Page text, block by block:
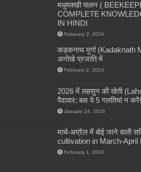
मधुमक्खी पालन (
COMPLETE
IN HINDI
February 2, 2024
कड़कनाथ मुर्गा (Kadaknath
अनोखे प्रजाति में
February 2, 2024
2026 में लहसुन की खेती
पैदावार: बस ये 5 गलतियां न करें!
January 24, 2026
मार्च-अप्रैल में बोई जाने वाली
cultivation in March-April
February 1, 2024